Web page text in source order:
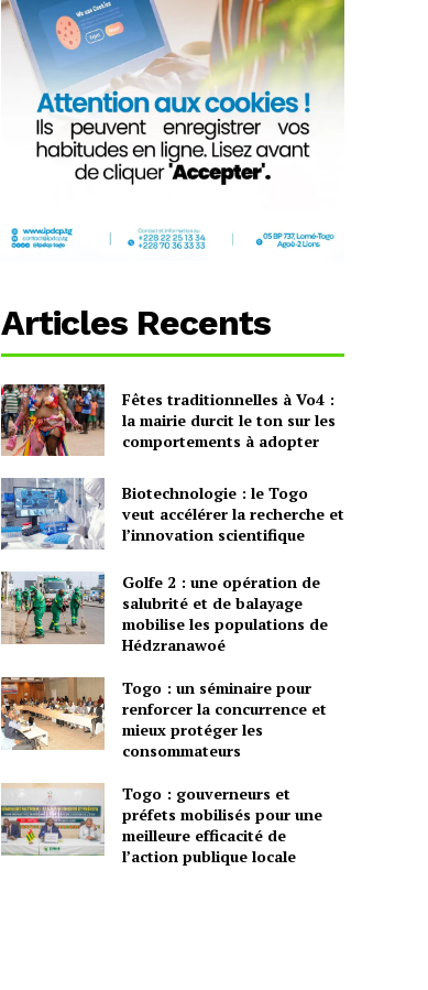
Articles Recents
Fêtes traditionnelles à Vo4 :
la mairie durcit le ton sur les
comportements à adopter
Biotechnologie : le Togo
veut accélérer la recherche et
l’innovation scientifique
Golfe 2 : une opération de
salubrité et de balayage
mobilise les populations de
Hédzranawoé
Togo : un séminaire pour
renforcer la concurrence et
mieux protéger les
consommateurs
Togo : gouverneurs et
préfets mobilisés pour une
meilleure efficacité de
l’action publique locale